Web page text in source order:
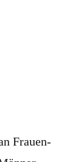
Frauen-